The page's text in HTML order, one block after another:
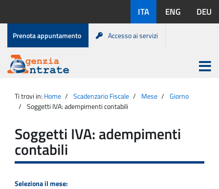
contenuto
disponibili:
ITA ENG DEU
Menu
di
servizio
Prenota appuntamento Accesso ai servizi
Agenzia
Entrate
Apri
menu
principale
Ti trovi in: Home Scadenzario Fiscale Mese
Giorno
Soggetti IVA: adempimenti contabili
Soggetti IVA: adempimenti
contabili
Seleziona il mese: